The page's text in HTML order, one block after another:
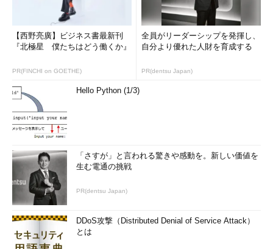
【西野亮廣】ビジネス書最新刊
『北極星 僕たちはどう働くか』
PR(FINCHI on GOETHE)
全員がリーダーシップを発揮し、
自分より優れた人財を育成する
PR(dentsu Japan)
Hello Python (1/3)
「さすが」と言われる驚きや感動を。新しい価値を
生む電通の挑戦
PR(dentsu Japan)
DDoS攻撃（Distributed Denial of Service Attack）
とは